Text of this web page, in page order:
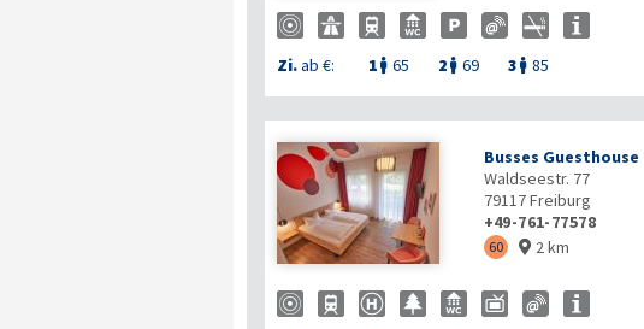
Zi.ab €: 1  65 2  69 3  85
Busses Guesthouse
Waldseestr. 77
79117Freiburg
+49-761-77578
60  2 km